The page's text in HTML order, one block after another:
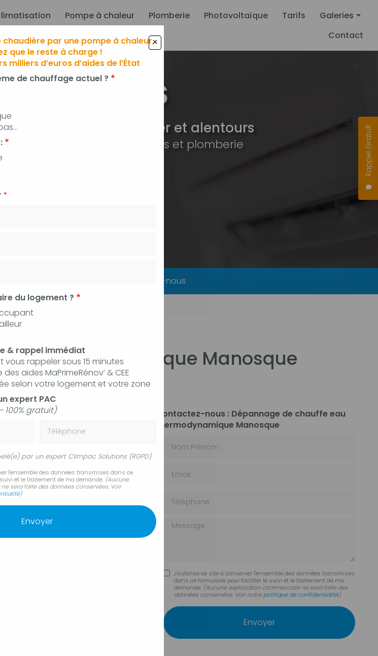
Rappel Gratuit
Pompe à chaleur Plomberie Photovoltaïque Tarifs Galeries
Contact
à Manosque, Forcalquier et alentours
panneaux photovoltaïques et plomberie
Contactez-nous
Manosque
thermodynamique Manosque
:Dépannage de chauffe
:
remplacement de chaudière fioul
remplacement de chauffe-eau
annuel de climatisation murale
de climatisation réversible
de salle de bain neuve
d'installation de climatisation
Contactez-nous : Dépannage de chauffe eau
thermodynamique Manosque
Message
J'autorise ce site à conserver l'ensemble des données transmises
dans ce formulaire pour faciliter le suivi et le traitement de ma
demande. (Aucune exploitation commerciale ne sera faite des
données conservées. Voir notre politique de confidentialité)
×
chaudière par une pompe à chaleur,
que le reste à charge !
milliers d’euros d’aides de l’État
de chauffage actuel ?
*
du logement ?
& rappel immédiat
vous rappeler sous 15 minutes
aides MaPrimeRénov’ & CEE
selon votre logement et votre zone
expert PAC
100% gratuit)
par un expert Climpac Solutions (RGPD)
l'ensemble des données transmises dans ce
et le traitement de ma demande. (Aucune
sera faite des données conservées. Voir
)